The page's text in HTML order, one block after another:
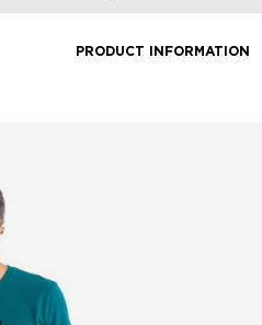
Zahlen Sie
PRODUCT INFORMATION